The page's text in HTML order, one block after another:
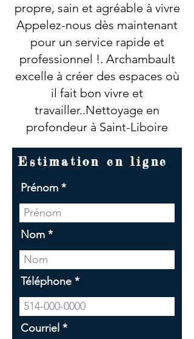
propre, sain et agréable à vivre
Appelez-nous dès maintenant
pour un service rapide et
professionnel !. Archambault
excelle à créer des espaces où
il fait bon vivre et
travailler..Nettoyage en
profondeur à Saint-Liboire
Estimation en ligne
Prénom
Nom
Téléphone
Courriel